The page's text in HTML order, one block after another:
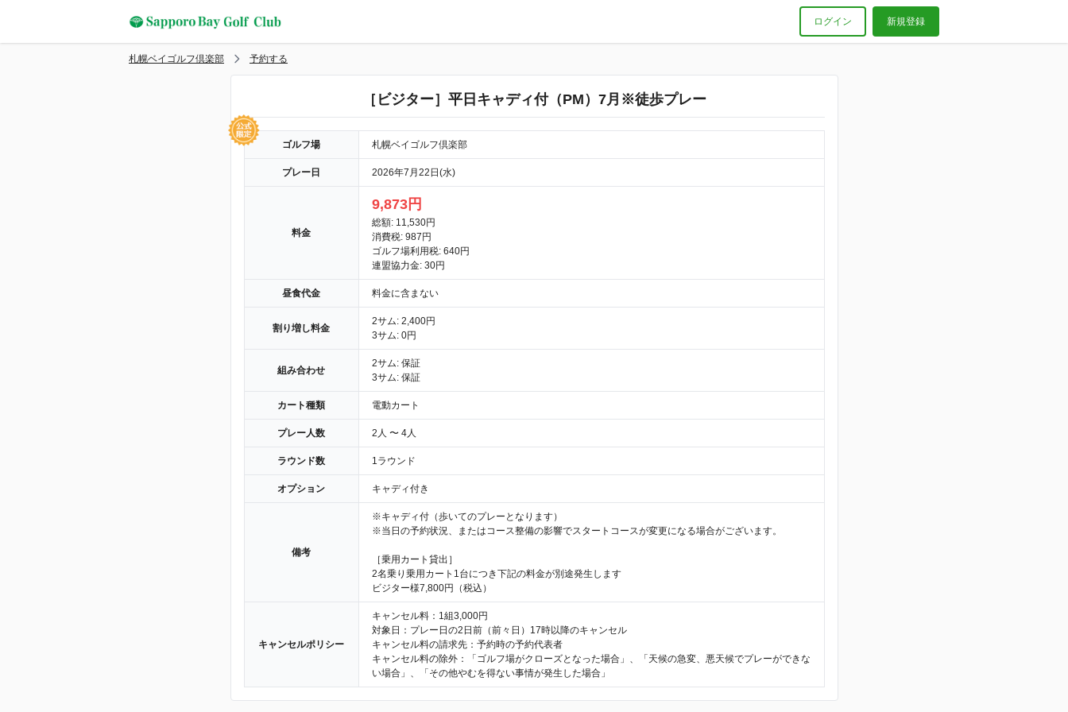
ログイン 新規登録
札幌ベイゴルフ倶楽部 予約する
［ビジター］平日キャディ付（PM）7月※徒歩プレー
ゴルフ場 札幌ベイゴルフ倶楽部
プレー日 2026年7月22日(水)
料金
9,873円
総額: 11,530円
消費税: 987円
ゴルフ場利用税: 640円
連盟協力金: 30円
昼食代金 料金に含まない
割り増し料金
2サム: 2,400円
3サム: 0円
組み合わせ
2サム: 保証
3サム: 保証
カート種類 電動カート
プレー人数 2人 〜 4人
ラウンド数 1ラウンド
オプション キャディ付き
備考
※キャディ付（歩いてのプレーとなります）
※当日の予約状況、またはコース整備の影響でスタートコースが変更になる場合がございます。
［乗用カート貸出］
2名乗り乗用カート1台につき下記の料金が別途発生します
ビジター様7,800円（税込）
キャンセルポリシー
キャンセル料：1組3,000円
対象日：プレー日の2日前（前々日）17時以降のキャンセル
キャンセル料の請求先：予約時の予約代表者
キャンセル料の除外：「ゴルフ場がクローズとなった場合」、「天候の急変、悪天候でプレーができな
い場合」、「その他やむを得ない事情が発生した場合」